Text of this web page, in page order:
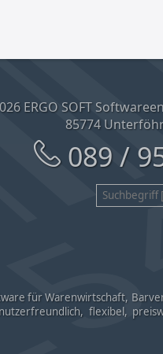
ERGO SOFT
85774
089 /
für Warenwirtschaft,
flexibel,